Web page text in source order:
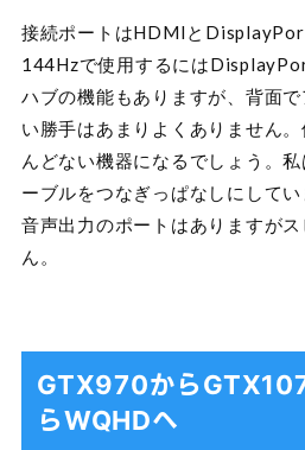
接続ポートはHDMIと
144Hzで使用するには
ハブの機能もありますが、背面
い勝手はあまりよくありません
んどない機器になるでしょう。
ーブルをつなぎっぱなしにしてい
音声出力のポートはありますが
ん。
GTX970から
らWQHDへ